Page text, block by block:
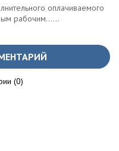
оплачиваемого
рабочим......
(0)